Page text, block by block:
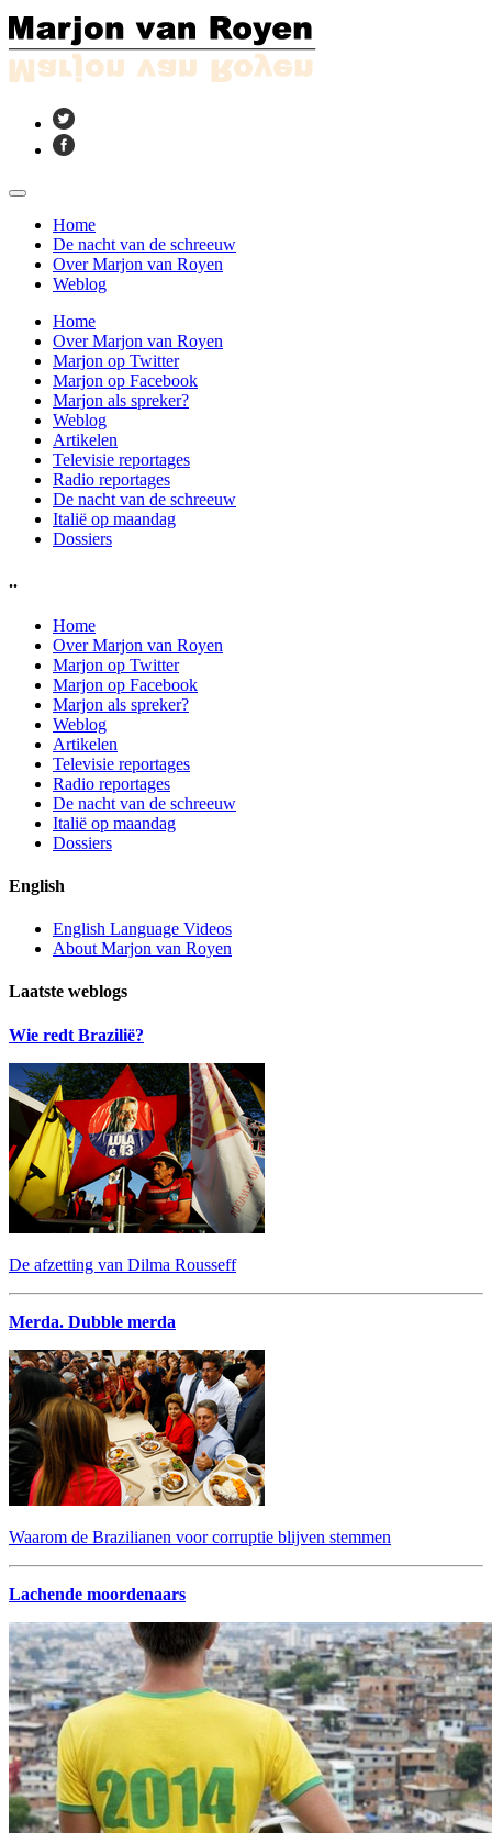
Home
De nacht van de schreeuw
Over Marjon van Royen
Weblog
Home
Over Marjon van Royen
Marjon op Twitter
Marjon op Facebook
Marjon als spreker?
Weblog
Artikelen
Televisie reportages
Radio reportages
De nacht van de schreeuw
Italië op maandag
Dossiers
..
Home
Over Marjon van Royen
Marjon op Twitter
Marjon op Facebook
Marjon als spreker?
Weblog
Artikelen
Televisie reportages
Radio reportages
De nacht van de schreeuw
Italië op maandag
Dossiers
English
English Language Videos
About Marjon van Royen
Laatste weblogs
Wie redt Brazilië?
De afzetting van Dilma Rousseff
Merda. Dubble merda
Waarom de Brazilianen voor corruptie blijven stemmen
Lachende moordenaars